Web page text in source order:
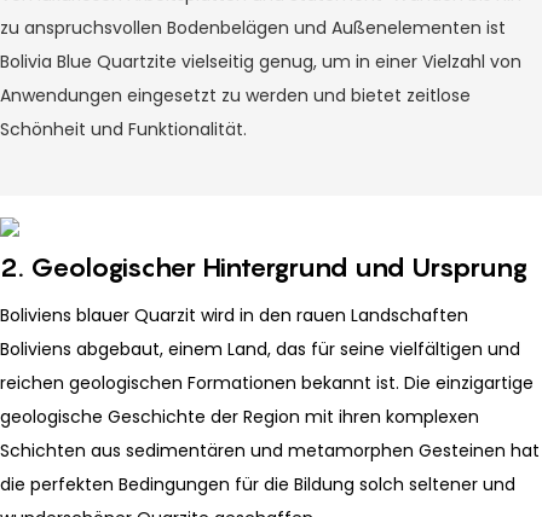
zu anspruchsvollen Bodenbelägen und Außenelementen ist
Bolivia Blue Quartzite vielseitig genug, um in einer Vielzahl von
Anwendungen eingesetzt zu werden und bietet zeitlose
Schönheit und Funktionalität.
2. Geologischer Hintergrund und Ursprung
Boliviens blauer Quarzit wird in den rauen Landschaften
Boliviens abgebaut, einem Land, das für seine vielfältigen und
reichen geologischen Formationen bekannt ist. Die einzigartige
geologische Geschichte der Region mit ihren komplexen
Schichten aus sedimentären und metamorphen Gesteinen hat
die perfekten Bedingungen für die Bildung solch seltener und